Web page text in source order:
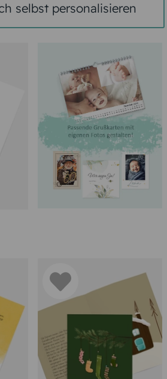
selbst personalisieren